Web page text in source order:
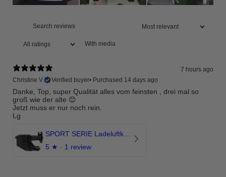
With media
7 hours ago
Christine V.
Verified buyer• Purchased 14 days ago
Danke, Top, super Qualität alles vom feinsten , drei mal so
groß wie der alte 😊
Jetzt muss er nur noch rein.
Lg
5 ★ · 1 review